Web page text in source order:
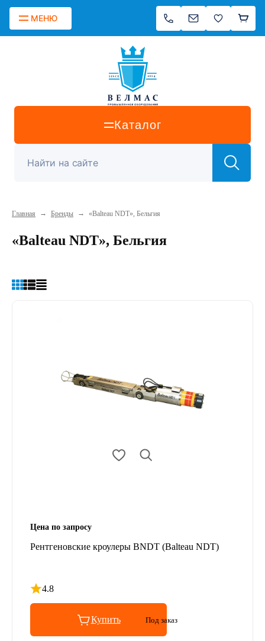
МЕНЮ
Каталог
Главная → Бренды → «Balteau NDT», Бельгия
«Balteau NDT», Бельгия
Цена по запросу
Рентгеновские кроулеры BNDT (Balteau NDT)
4.8
Рейтинг 4.8 из 5
Купить Под заказ